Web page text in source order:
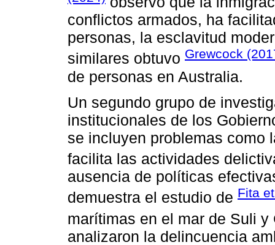
conflictos armados, ha
personas, la esclavitud
similares obtuvo Grewcock
de personas en Australia.
Un segundo grupo de
institucionales de los
se incluyen problemas como
facilita las actividades
ausencia de políticas
demuestra el estudio de Fita
marítimas en el mar de Suli
analizaron la delincuencia